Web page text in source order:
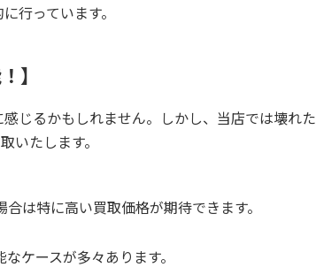
行っています。
】
じるかもしれません。しかし、当店では壊れた
いたします。
は特に高い買取価格が期待できます。
ケースが多々あります。